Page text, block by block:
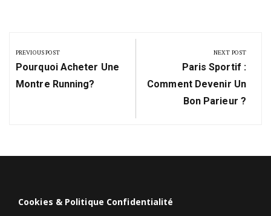
de
l’article
PREVIOUS POST
Previous
Post:
Pourquoi Acheter Une
Montre Running?
NEXT POST
Next
Post:
Paris Sportif :
Comment Devenir Un
Bon Parieur ?
Cookies & Politique Confidentialité